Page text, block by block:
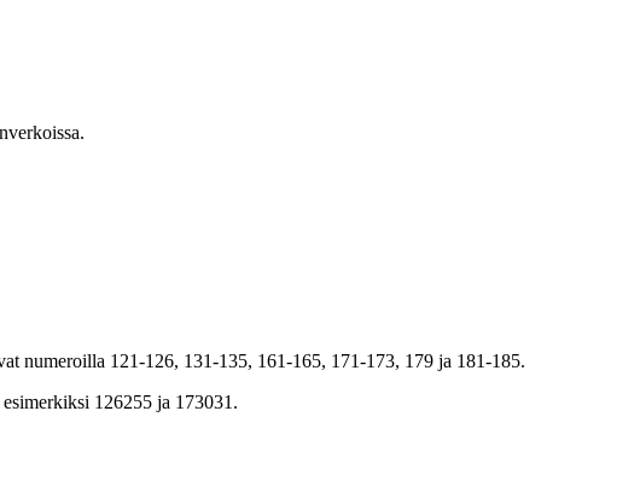
numeroilla 121-126, 131-135, 161-165, 171-173, 179 ja 181-185.
126255 ja 173031.